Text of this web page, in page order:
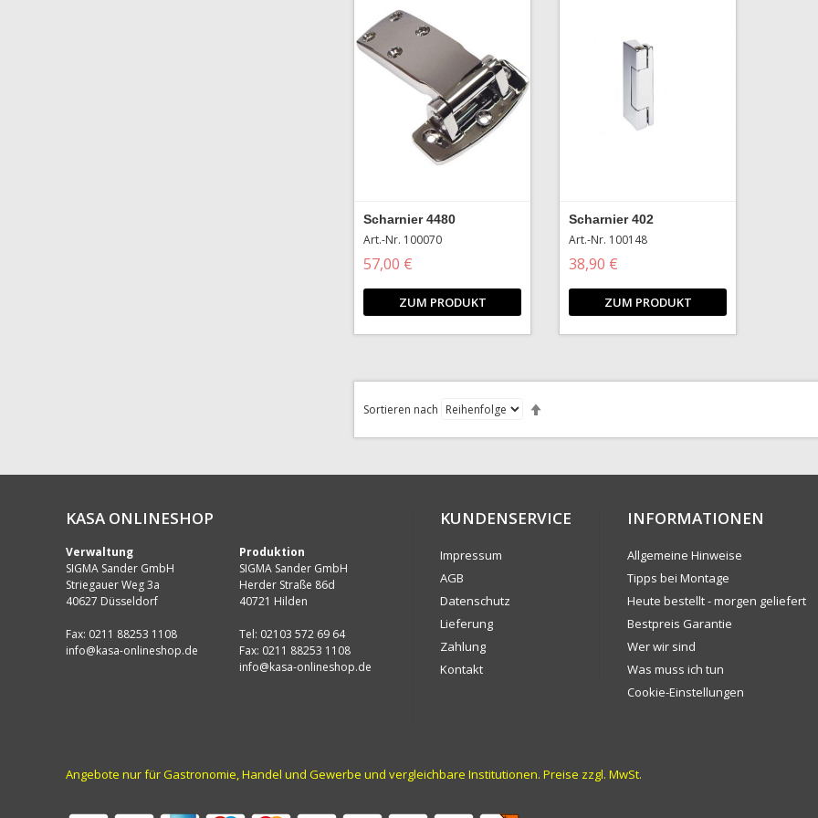
Scharnier 4480
Art.-Nr. 100070
57,00 €
ZUM PRODUKT
Scharnier 402
Art.-Nr. 100148
38,90 €
ZUM PRODUKT
Sortieren nach
KASA ONLINESHOP
Verwaltung
SIGMA Sander GmbH
Striegauer Weg 3a
40627 Düsseldorf
Fax: 0211 88253 1108
info@kasa-onlineshop.de
Produktion
SIGMA Sander GmbH
Herder Straße 86d
40721 Hilden
Tel: 02103 572 69 64
Fax: 0211 88253 1108
info@kasa-onlineshop.de
KUNDENSERVICE
Impressum
AGB
Datenschutz
Lieferung
Zahlung
Kontakt
INFORMATIONEN
Allgemeine Hinweise
Tipps bei Montage
Heute bestellt - morgen geliefert
Bestpreis Garantie
Wer wir sind
Was muss ich tun
Cookie-Einstellungen
Angebote nur für Gastronomie, Handel und Gewerbe und vergleichbare Institutionen. Preise zzgl. MwSt.